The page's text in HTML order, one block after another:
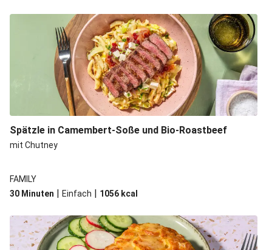
Spätzle in Camembert-Soße und Bio-Roastbeef
mit Chutney
FAMILY
30 Minuten | Einfach | 1056 kcal